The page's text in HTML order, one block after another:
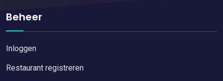
Beheer
Inloggen
Restaurant registreren